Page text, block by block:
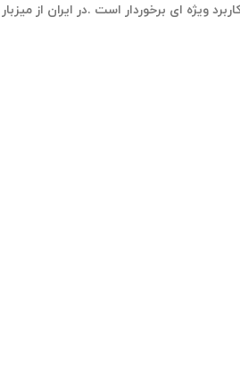
ویژه ای برخوردار است .در ایران از